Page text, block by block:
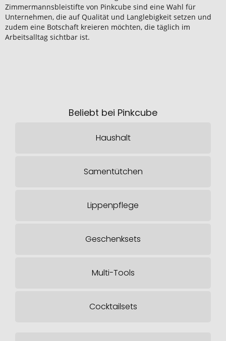
Zimmermannsbleistifte von Pinkcube sind eine Wahl für
Unternehmen, die auf Qualität und Langlebigkeit setzen und
zudem eine Botschaft kreieren möchten, die täglich im
Arbeitsalltag sichtbar ist.
Beliebt bei Pinkcube
Haushalt
Samentütchen
Lippenpflege
Geschenksets
Multi-Tools
Cocktailsets